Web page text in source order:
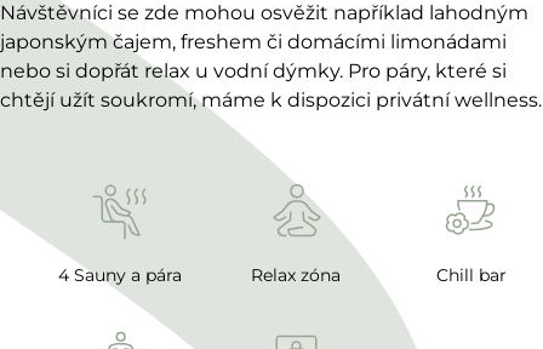
Návštěvníci se zde mohou osvěžit například lahodným
japonským čajem, freshem či domácími limonádami
nebo si dopřát relax u vodní dýmky. Pro páry, které si
chtějí užít soukromí, máme k dispozici privátní wellness.
4 Sauny a pára Relax zóna Chill bar